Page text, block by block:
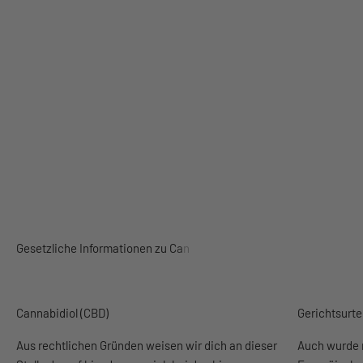
Cannabidiol (CBD)
Aus rechtlichen Gründen weisen wir dich an dieser
Auch